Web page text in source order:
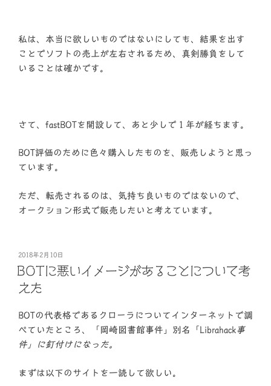
私は、本当に欲しいものではないにしても、結果を出す
ことでソフトの売上が左右されるため、真剣勝負をして
いることは確かです。
さて、fastBOTを開設して、あと少しで１年が経ちます。
BOT評価のために色々購入したものを、販売しようと思っ
ています。
ただ、転売されるのは、気持ち良いものではないので、
オークション形式で販売したいと考えています。
投
稿
日:
2018年2月10日
BOTに悪いイメージがあることについて考
えた
BOTの代表格であるクローラについてインターネットで調
べていたところ、「岡崎図書館事件」別名「Librahack事
件」に釘付けになった。
まずは以下のサイトを一読して欲しい。